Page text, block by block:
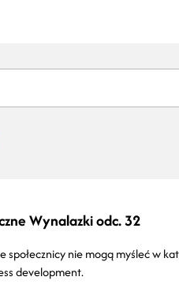
Wynalazki odc. 32
nie mogą myśleć w
development.